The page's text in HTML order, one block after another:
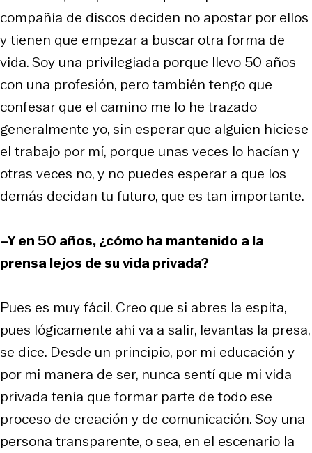
compañía de discos deciden no apostar por ellos
y tienen que empezar a buscar otra forma de
vida. Soy una privilegiada porque llevo 50 años
con una profesión, pero también tengo que
confesar que el camino me lo he trazado
generalmente yo, sin esperar que alguien hiciese
el trabajo por mí, porque unas veces lo hacían y
otras veces no, y no puedes esperar a que los
demás decidan tu futuro, que es tan importante.
–Y en 50 años, ¿cómo ha mantenido a la
prensa lejos de su vida privada?
Pues es muy fácil. Creo que si abres la espita,
pues lógicamente ahí va a salir, levantas la presa,
se dice. Desde un principio, por mi educación y
por mi manera de ser, nunca sentí que mi vida
privada tenía que formar parte de todo ese
proceso de creación y de comunicación. Soy una
persona transparente, o sea, en el escenario la